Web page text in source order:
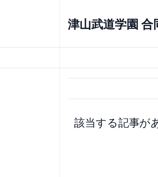
ス
キ
津山武道学園 合
該当する記事が